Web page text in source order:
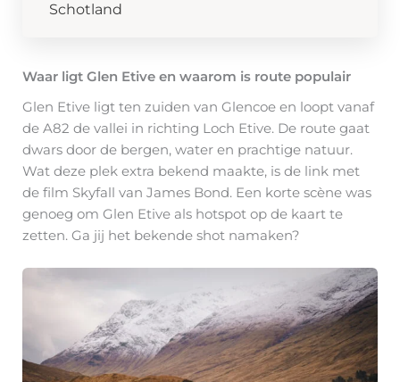
Schotland
Waar ligt Glen Etive en waarom is route populair
Glen Etive ligt ten zuiden van Glencoe en loopt vanaf
de A82 de vallei in richting Loch Etive. De route gaat
dwars door de bergen, water en prachtige natuur.
Wat deze plek extra bekend maakte, is de link met
de film Skyfall van James Bond. Een korte scène was
genoeg om Glen Etive als hotspot op de kaart te
zetten. Ga jij het bekende shot namaken?